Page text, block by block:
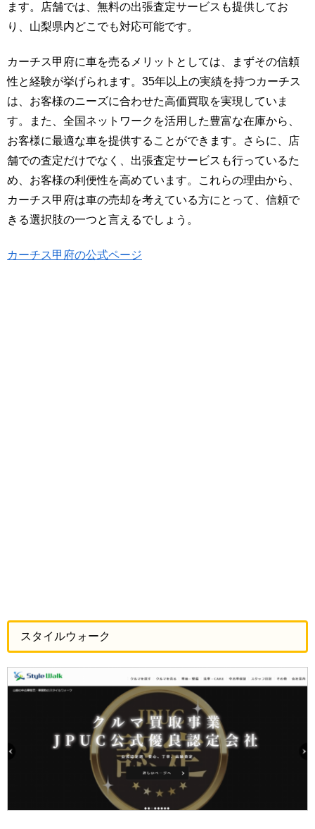
ます。店舗では、無料の出張査定サービスも提供してお
り、山梨県内どこでも対応可能です。
カーチス甲府に車を売るメリットとしては、まずその信頼
性と経験が挙げられます。35年以上の実績を持つカーチス
は、お客様のニーズに合わせた高価買取を実現していま
す。また、全国ネットワークを活用した豊富な在庫から、
お客様に最適な車を提供することができます。さらに、店
舗での査定だけでなく、出張査定サービスも行っているた
め、お客様の利便性を高めています。これらの理由から、
カーチス甲府は車の売却を考えている方にとって、信頼で
きる選択肢の一つと言えるでしょう。
カーチス甲府の公式ページ
スタイルウォーク